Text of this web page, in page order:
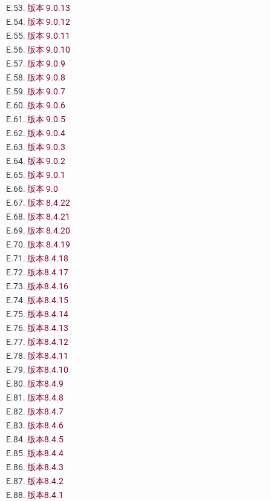
E.53. 版本 9.0.13
E.54. 版本 9.0.12
E.55. 版本 9.0.11
E.56. 版本 9.0.10
E.57. 版本 9.0.9
E.58. 版本 9.0.8
E.59. 版本 9.0.7
E.60. 版本 9.0.6
E.61. 版本 9.0.5
E.62. 版本 9.0.4
E.63. 版本 9.0.3
E.64. 版本 9.0.2
E.65. 版本 9.0.1
E.66. 版本 9.0
E.67. 版本 8.4.22
E.68. 版本 8.4.21
E.69. 版本 8.4.20
E.70. 版本 8.4.19
E.71. 版本8.4.18
E.72. 版本8.4.17
E.73. 版本8.4.16
E.74. 版本8.4.15
E.75. 版本8.4.14
E.76. 版本8.4.13
E.77. 版本8.4.12
E.78. 版本8.4.11
E.79. 版本8.4.10
E.80. 版本8.4.9
E.81. 版本8.4.8
E.82. 版本8.4.7
E.83. 版本8.4.6
E.84. 版本8.4.5
E.85. 版本8.4.4
E.86. 版本8.4.3
E.87. 版本8.4.2
E.88. 版本8.4.1